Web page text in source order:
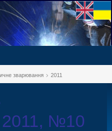
зварювання 2011
2011, №10